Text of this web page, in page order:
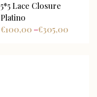
5*5 Lace Closure
Platino
100,00
€ – 305,00
€